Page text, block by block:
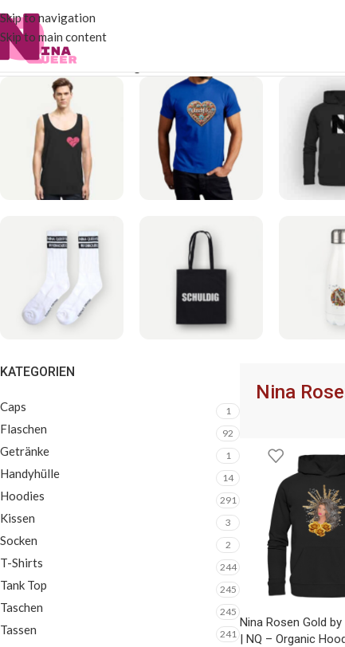
Skip to navigation
Skip to main content
Start/Produkte verschlagwortet mit „Nina Rosen Gold“
TANK TOP T-SHIRTS
SOCKEN
KATEGORIEN
Caps 1
Flaschen 92
Getränke 1
Handyhülle 14
Hoodies 291
Kissen 3
Socken 2
T-Shirts 244
Tank Top 245
Taschen 245
Tassen 241
Nina
Nina Rosen Gold by
| NQ – Organic